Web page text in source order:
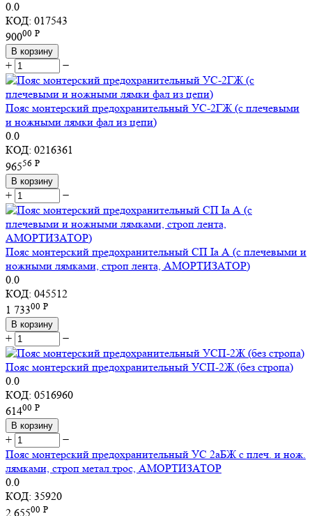
0.0
КОД: 017543
90000 Р
В корзину
+ −
Пояс монтерский предохранительный УС-2ГЖ (с плечевыми
и ножными лямки фал из цепи)
0.0
КОД: 0216361
96556 Р
В корзину
+ −
Пояс монтерский предохранительный СП Ia А (с плечевыми и
ножными лямками, строп лента, АМОРТИЗАТОР)
0.0
КОД: 045512
1 73300 Р
В корзину
+ −
Пояс монтерский предохранительный УСП-2Ж (без стропа)
0.0
КОД: 0516960
61400 Р
В корзину
+
−
Пояс монтерский предохранительный УС 2аБЖ с плеч. и нож.
лямками, строп метал.трос, АМОРТИЗАТОР
0.0
КОД: 35920
2 65500 Р